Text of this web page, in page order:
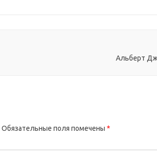
Альберт
Обязательные поля помечены *